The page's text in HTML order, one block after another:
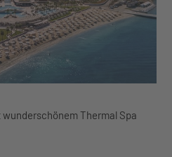
Thermal Spa